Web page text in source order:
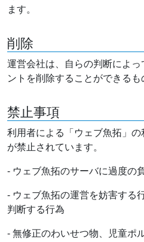
ます。
削除
運営会社は、自らの判断によ
ントを削除することができるも
禁止事項
利用者による「ウェブ魚拓」
が禁止されています。
- ウェブ魚拓のサーバに過度の
- ウェブ魚拓の運営を妨害する
判断する行為
- 無修正のわいせつ物、児童ポ